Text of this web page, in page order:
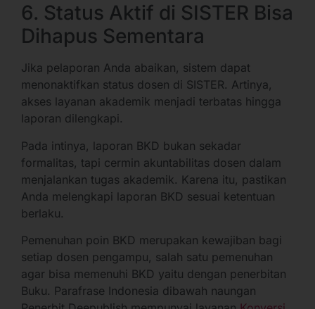
6. Status Aktif di SISTER Bisa
Dihapus Sementara
Jika pelaporan Anda abaikan, sistem dapat
menonaktifkan status dosen di SISTER. Artinya,
akses layanan akademik menjadi terbatas hingga
laporan dilengkapi.
Pada intinya, laporan BKD bukan sekadar
formalitas, tapi cermin akuntabilitas dosen dalam
menjalankan tugas akademik. Karena itu, pastikan
Anda melengkapi laporan BKD sesuai ketentuan
berlaku.
Pemenuhan poin BKD merupakan kewajiban bagi
setiap dosen pengampu, salah satu pemenuhan
agar bisa memenuhi BKD yaitu dengan penerbitan
Buku. Parafrase Indonesia dibawah naungan